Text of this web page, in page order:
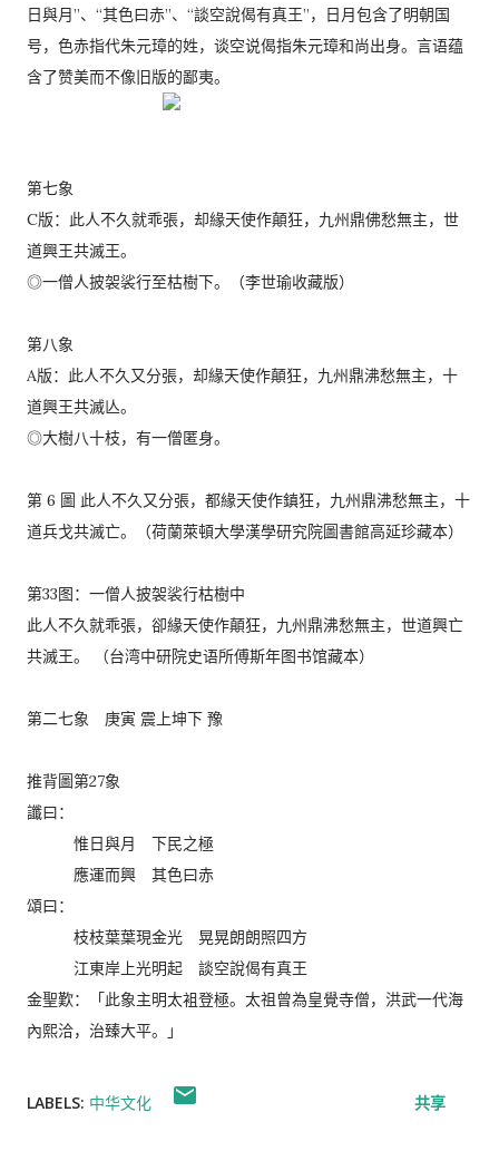
日與月”、“其色曰赤”、“談空說偈有真王”，日月包含了明朝国
号，色赤指代朱元璋的姓，谈空说偈指朱元璋和尚出身。言语蕴
含了赞美而不像旧版的鄙夷。
第七象
C版：此人不久就乖張，却緣天使作顛狂，九州鼎佛愁無主，世
道興王共滅王。
◎一僧人披袈裟行至枯樹下。（李世瑜收藏版）
第八象
A版：此人不久又分張，却緣天使作顛狂，九州鼎沸愁無主，十
道興王共滅亾。
◎大樹八十枝，有一僧匿身。
第 6 圖 此人不久又分張，都緣天使作鎮狂，九州鼎沸愁無主，十
道兵戈共滅亡。（荷蘭萊頓大學漢學研究院圖書館高延珍藏本）
第33图：一僧人披袈裟行枯樹中
此人不久就乖張，卻緣天使作顛狂，九州鼎沸愁無主，世道興亡
共滅王。 （台湾中研院史语所傅斯年图书馆藏本）
第二七象 庚寅 震上坤下 豫
推背圖第27象
讖曰：
惟日與月 下民之極
應運而興 其色曰赤
頌曰：
枝枝葉葉現金光 晃晃朗朗照四方
江東岸上光明起 談空說偈有真王
金聖歎：「此象主明太袓登極。太祖曾為皇覺寺僧，洪武一代海
內熙洽，治臻大平。」
LABELS: 中华文化 共享